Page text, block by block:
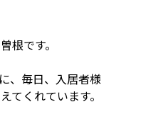
根です。
、毎日、入居者様
てくれています。